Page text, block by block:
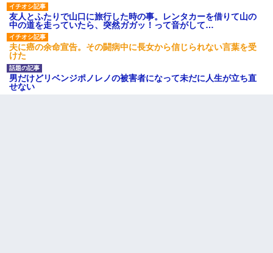
友人とふたりで山口に旅行した時の事。レンタカーを借りて山の
中の道を走っていたら、突然ガガッ！って音がして…
夫に癌の余命宣告。その闘病中に長女から信じられない言葉を受
けた
男だけどリベンジポノレノの被害者になって未だに人生が立ち直
せない